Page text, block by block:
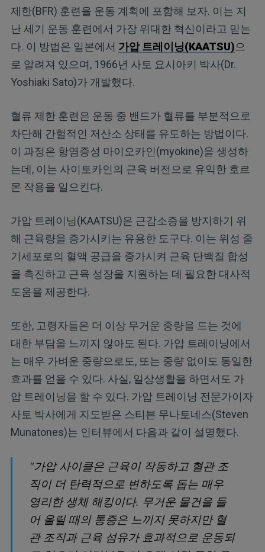
제한(BFR) 훈련을 운동 계획에 포함해 보자. 이는 지
난 세기 운동 훈련에서 가장 위대한 혁신이라고 믿는
다. 이 방법은 일본에서 가압 트레이닝(KAATSU)으
로 알려져 있으며, 1966년 사토 요시아키 박사(Dr.
Yoshiaki Sato)가 개발했다.
혈류 제한 훈련은 운동 중 밴드가 혈류를 부분적으로
차단해 간헐적인 저산소 상태를 유도하는 방법이다.
이 과정은 항염증성 마이오카인(myokine)을 생성하
는데, 이는 사이토카인의 근육 버전으로 유익한 호르
몬 작용을 일으킨다.
가압 트레이닝(KAATSU)은 근감소증을 방지하기 위
해 근육량을 증가시키는 유용한 도구다. 이는 위성 줄
기세포로의 혈액 공급을 증가시켜 근육 단백질 합성
을 촉진하고 근육 성장을 지원하는 데 필요한 대사적
도움을 제공한다.
또한, 고령자들은 더 이상 무거운 중량을 드는 것에
대한 부담을 느끼지 않아도 된다. 가압 트레이닝에서
는 매우 가벼운 중량으로도, 또는 중량 없이도 동일한
효과를 얻을 수 있다. 사실, 일상생활을 하면서도 가
압 트레이닝을 할 수 있다. 가압 트레이닝 전문가이자
사토 박사에게 지도받은 스티븐 무나토네스(Steven
Munatones)는 인터뷰에서 다음과 같이 설명했다.
"가압 사이클은 근육이 작동하고 혈관 조
직이 더 탄력적으로 변하도록 돕는 매우
영리한 생체 해킹이다. 무거운 물건을 들
어 올릴 때의 통증은 느끼지 못하지만 혈
관 조직과 근육 섬유가 효과적으로 운동되